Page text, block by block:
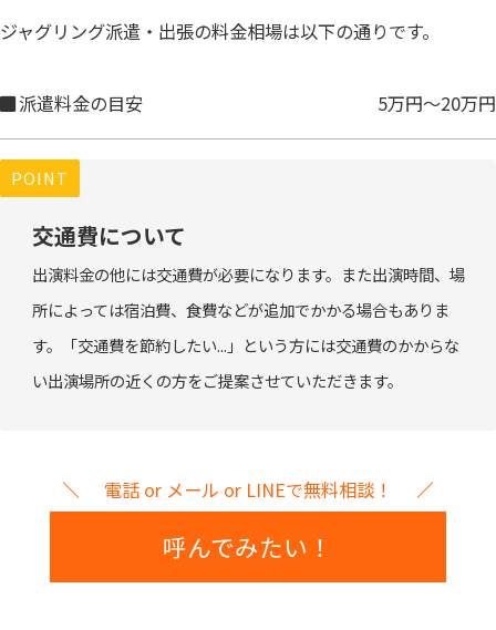
ジャグリング派遣・出張の料金相場は以下の通りです。
派遣料金の目安 5万円～20万円
POINT
交通費について
出演料金の他には交通費が必要になります。また出演時間、場
所によっては宿泊費、食費などが追加でかかる場合もありま
す。「交通費を節約したい...」という方には交通費のかからな
い出演場所の近くの方をご提案させていただきます。
電話 or メール or LINEで無料相談！
呼んでみたい！